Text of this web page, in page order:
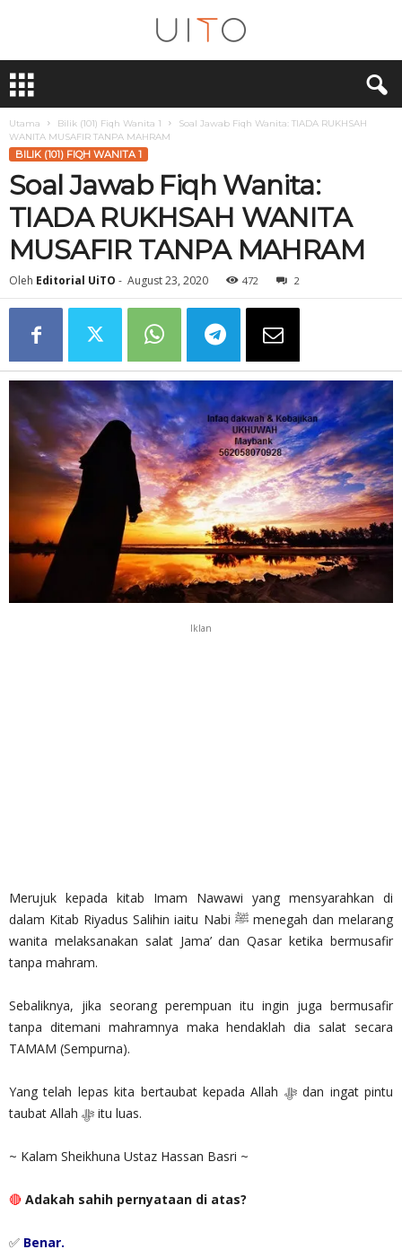
T
Utama Bilik (101) Fiqh Wanita 1
Soal Jawab Fiqh Wanita: TIADA RUKHSAH
WANITA MUSAFIR TANPA MAHRAM
BILIK (101) FIQH WANITA 1
Soal Jawab Fiqh Wanita:
TIADA RUKHSAH WANITA
MUSAFIR TANPA MAHRAM
Oleh Editorial UiTO - August 23, 2020 472 2
Iklan
Merujuk kepada kitab Imam Nawawi yang mensyarahkan di
dalam Kitab Riyadus Salihin iaitu Nabi ﷺ menegah dan melarang
wanita melaksanakan salat Jama’ dan Qasar ketika bermusafir
tanpa mahram.
Sebaliknya, jika seorang perempuan itu ingin juga bermusafir
tanpa ditemani mahramnya maka hendaklah dia salat secara
TAMAM (Sempurna).
Yang telah lepas kita bertaubat kepada Allah ‎ﷻ dan ingat pintu
taubat Allah ‎ﷻ itu luas.
~ Kalam Sheikhuna Ustaz Hassan Basri ~
🔴 Adakah sahih pernyataan di atas?
✅ Benar.